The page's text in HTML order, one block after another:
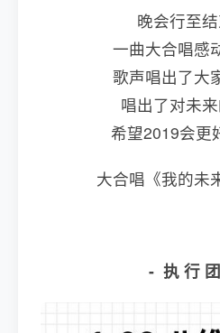
晚会行至结
一曲大合唱感
歌声唱出了大
唱出了对未来
希望2019会更
大合唱《我的未
- 执 行